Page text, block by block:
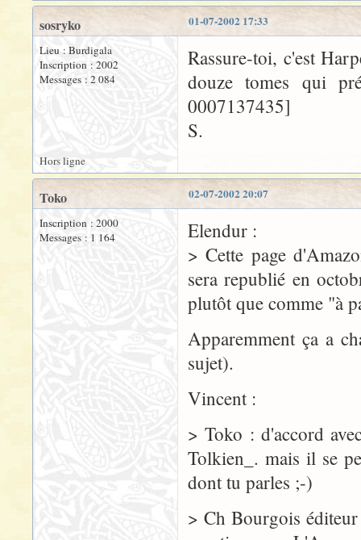
01-07-2002 17:33
sosryko
Lieu : Burdigala
Inscription : 2002
Messages : 2 084
Rassure-toi, c'est
douze tomes qui
0007137435]
S.
Hors ligne
02-07-2002 20:07
Toko
Inscription : 2000
Messages : 1 164
Elendur :
> Cette page
sera republié en
plutôt que comme "à
Apparemment ça a
sujet).
Vincent :
> Toko : d'accord
Tolkien_. mais il se
dont tu parles ;-)
> Ch Bourgois